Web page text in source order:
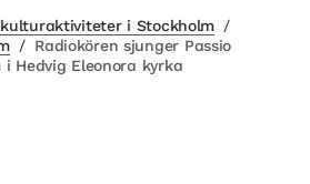
i Stockholm /
/ Radiokören sjunger Passio
Hedvig Eleonora kyrka